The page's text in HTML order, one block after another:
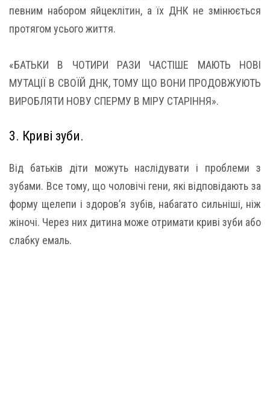
певним набором яйцеклітин, а їх ДНК не змінюється
протягом усього життя.
«БАТЬКИ В ЧОТИРИ РАЗИ ЧАСТІШЕ МАЮТЬ НОВІ
МУТАЦІЇ В СВОЇЙ ДНК, ТОМУ ЩО ВОНИ ПРОДОВЖУЮТЬ
ВИРОБЛЯТИ НОВУ СПЕРМУ В МІРУ СТАРІННЯ».
3. Криві зуби.
Від батьків діти можуть наслідувати і проблеми з
зубами. Все тому, що чоловічі гени, які відповідають за
форму щелепи і здоров’я зубів, набагато сильніші, ніж
жіночі. Через них дитина може отримати криві зуби або
слабку емаль.